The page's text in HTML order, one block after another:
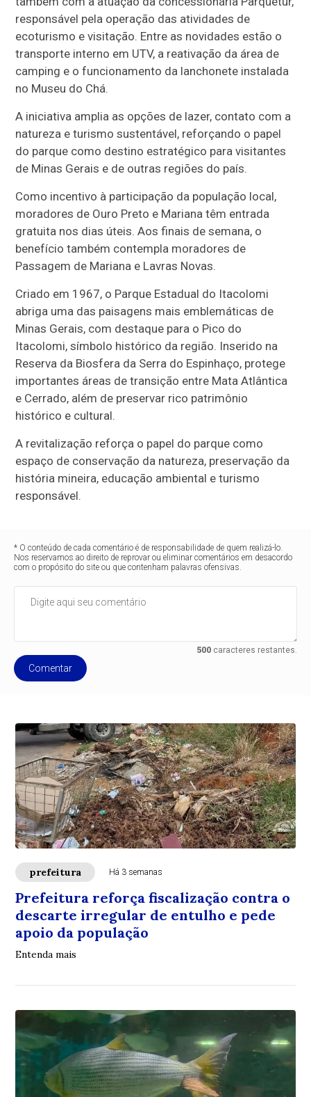
responsável pela operação das atividades de
ecoturismo e visitação. Entre as novidades estão o
transporte interno em UTV, a reativação da área de
camping e o funcionamento da lanchonete instalada
no Museu do Chá.
A iniciativa amplia as opções de lazer, contato com a
natureza e turismo sustentável, reforçando o papel
do parque como destino estratégico para visitantes
de Minas Gerais e de outras regiões do país.
Como incentivo à participação da população local,
moradores de Ouro Preto e Mariana têm entrada
gratuita nos dias úteis. Aos finais de semana, o
benefício também contempla moradores de
Passagem de Mariana e Lavras Novas.
Criado em 1967, o Parque Estadual do Itacolomi
abriga uma das paisagens mais emblemáticas de
Minas Gerais, com destaque para o Pico do
Itacolomi, símbolo histórico da região. Inserido na
Reserva da Biosfera da Serra do Espinhaço, protege
importantes áreas de transição entre Mata Atlântica
e Cerrado, além de preservar rico patrimônio
histórico e cultural.
A revitalização reforça o papel do parque como
espaço de conservação da natureza, preservação da
história mineira, educação ambiental e turismo
responsável.
* O conteúdo de cada comentário é de responsabilidade de quem realizá-lo.
Nos reservamos ao direito de reprovar ou eliminar comentários em desacordo
com o propósito do site ou que contenham palavras ofensivas.
500caracteres restantes.
Comentar
prefeitura Há 3 semanas
Prefeitura reforça fiscalização contra o
descarte irregular de entulho e pede
apoio da população
Entenda mais